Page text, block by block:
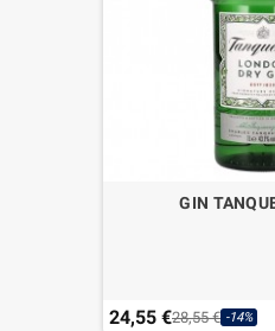
GIN
24,55 €28,55 € -14%